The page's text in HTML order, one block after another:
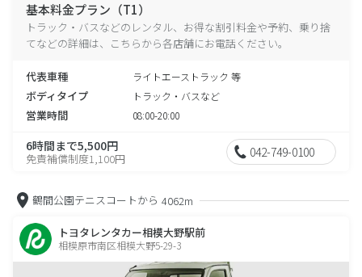
基本料金プラン（T1）
トラック・バスなどのレンタル、お得な割引料金や予約、乗り捨
てなどの詳細は、こちらから各店舗にお電話ください。
代表車種 ライトエーストラック 等
ボディタイプ トラック・バスなど
営業時間 08:00-20:00
6時間まで5,500円
免責補償制度1,100円 042-749-0100
鶴間公園テニスコートから 4062m
トヨタレンタカー相模大野駅前
相模原市南区相模大野5-29-3